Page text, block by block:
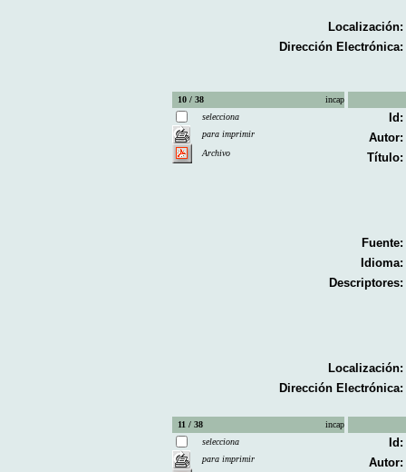
Localización:
Dirección Electrónica:
10 / 38
incap
selecciona
para imprimir
Archivo
Id:
Autor:
Título:
Fuente:
Idioma:
Descriptores:
Localización:
Dirección Electrónica:
11 / 38
incap
selecciona
para imprimir
Id:
Autor: